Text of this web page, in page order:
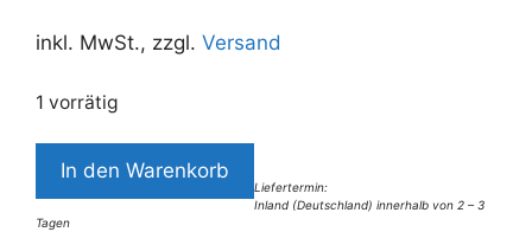
war:
ist:
inkl. MwSt., zzgl. Versand
1 vorrätig
7353BJ8
Weste
rot
In den Warenkorb
Liefertermin:
Inland (Deutschland) innerhalb von 2 – 3
Tagen